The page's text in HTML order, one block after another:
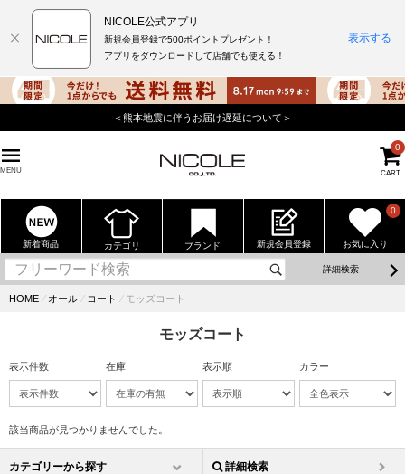
＜熊本地震に伴うお届け遅延について＞
MENU CART
0
新着商品 カテゴリ ブランド 新規会員登録 お気に入り
0
詳細検索
HOME ⁄ オール ⁄ コート ⁄ モッズコート
モッズコート
表示件数 在庫 表示順 カラー
該当商品が見つかりませんでした。
カテゴリーから探す 詳細検索
NICOLE公式アプリ
新規会員登録で500ポイントプレゼント！
アプリをダウンロードして店舗でも使える！
表示する